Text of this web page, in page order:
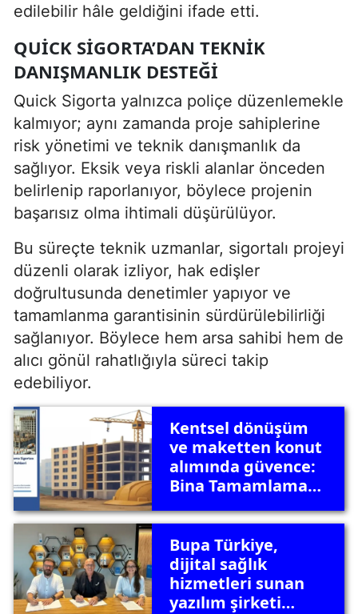
edilebilir hâle geldiğini ifade etti.
QUICK SIGORTA’DAN TEKNIK
DANIŞMANLIK DESTEĞI
Quick Sigorta yalnızca poliçe düzenlemekle
kalmıyor; aynı zamanda proje sahiplerine
risk yönetimi ve teknik danışmanlık da
sağlıyor. Eksik veya riskli alanlar önceden
belirlenip raporlanıyor, böylece projenin
başarısız olma ihtimali düşürülüyor.
Bu süreçte teknik uzmanlar, sigortalı projeyi
düzenli olarak izliyor, hak edişler
doğrultusunda denetimler yapıyor ve
tamamlanma garantisinin sürdürülebilirliği
sağlanıyor. Böylece hem arsa sahibi hem de
alıcı gönül rahatlığıyla süreci takip
edebiliyor.
Kentsel dönüşüm
ve maketten konut
alımında güvence:
Bina Tamamlama
Bupa Türkiye,
dijital sağlık
hizmetleri sunan
yazılım şirketi